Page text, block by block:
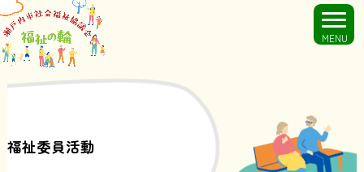
MENU
福祉委員活動